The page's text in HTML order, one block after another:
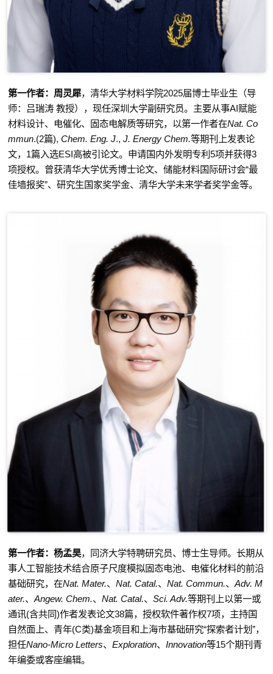
第一作者： 周灵犀，清华大学材料学院2025届博士毕业生（导
师：吕瑞涛 教授），现任深圳大学副研究员。主要从事AI赋能
材料设计、电催化、固态电解质等研究，以第一作者在Nat. Co
mmun.(2篇), Chem. Eng. J., J. Energy Chem.等期刊上发表论
文， 1篇入选ESI高被引论文。申请国内外发明专利 5项并获得3
项授权。曾获清华大学优秀博士论文、储能材料国际研讨会“最
佳墙报奖”、研究生国家奖学金、清华大学未来学者奖学金等。
第一作者： 杨孟昊，同济大学特聘研究员、博士生导师。长期从
事人工智能技术结合原子尺度模拟固态电池、电催化材料的前沿
基础研究，在Nat. Mater.、 Nat. Catal.、 Nat. Commun.、 Adv. M
ater.、 Angew. Chem.、 Nat. Catal.、 Sci. Adv.等期刊上以第一或
通讯(含共同)作者发表论文38篇，授权软件著作权7项，主持国
自然面上、青年(C类)基金项目和上海市基础研究“探索者计划 ”，
担任Nano-Micro Letters、 Exploration、 Innovation等15个期刊青
年编委或客座编辑。